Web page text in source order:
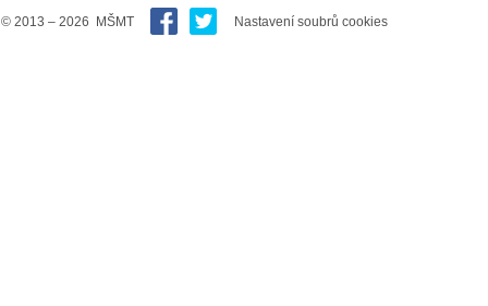
© 2013 – 2026 MŠMT Nastavení soubrů cookies